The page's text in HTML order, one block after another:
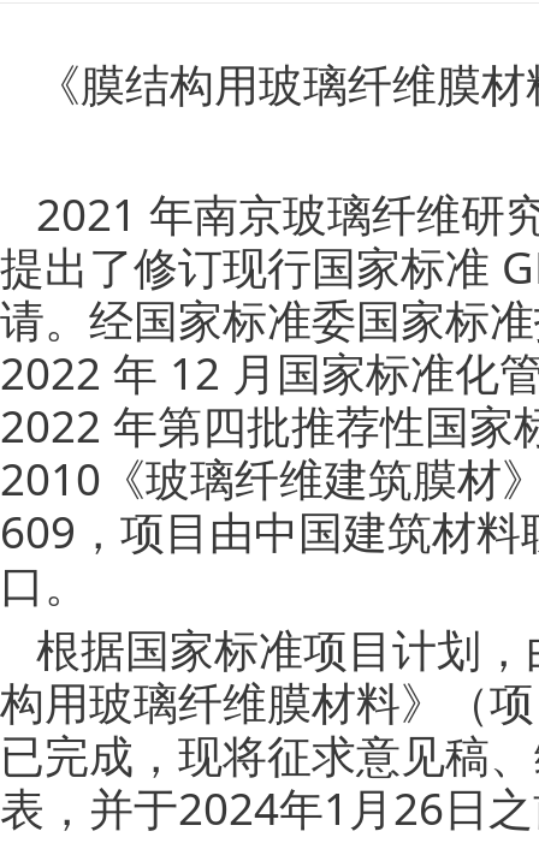
《膜结构用玻璃纤维膜
2021 年南京玻璃纤维研
提出了修订现行国家标准
请。经国家标准委国家标
2022 年 12 月国家标准化
2022 年第四批推荐性国家
2010《玻璃纤维建筑膜材
609，项目由中国建筑材
口。
根据国家标准项目计划
构用玻璃纤维膜材料》（
已完成，现将征求意见稿
表，并于2024年1月26日